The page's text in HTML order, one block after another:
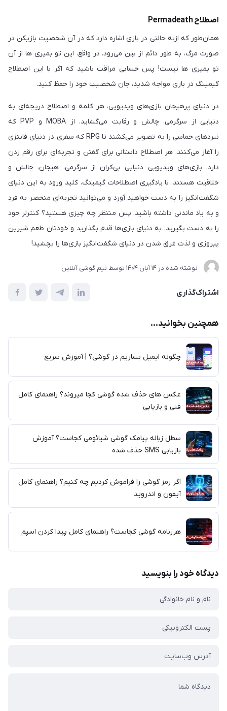
اصطلاح Permadeath
همان‌طور که ازبه حالتی در بازی اشاره دارد که در آن شخصیت بازیکن در
صورت مرگ، به طور دائم از بین می‌رود. در واقع، این تو بمیری ها از آن
تو بمیری ها نیست! پس حسابی مراقب باشید که اگر با این اصطلاح
گیمینگ در بازی مواجه شدید، جان شخصیت خود را حفظ کنید.
در دنیای پرهیجان بازی‌های ویدیویی، هر کلمه و اصطلاح دریچه‌ای به
دنیایی از سرگرمی، چالش و رقابت می‌گشاید. از MOBA و PVP که
نبردهای حماسی را به تصویر می‌کشند تا RPG که سفری در دنیای فانتزی
را آغاز می‌کنند، هر اصطلاح داستانی برای گفتن و تجربه‌ای برای رقم زدن
دارد. بازی‌های ویدیویی دنیایی بی‌کران از سرگرمی، هیجان، چالش و
خلاقیت هستند. با یادگیری اصطلاحات گیمینگ، کلید ورود به این دنیای
شگفت‌انگیز را به دست خواهید آورد و می‌توانید تجربه‌ای منحصر به فرد
و به یاد ماندنی داشته باشید. پس منتظر چه چیزی هستید؟ کنترلر خود
را به دست بگیرید، به دنیای بازی‌ها قدم بگذارید و خودتان طعم شیرین
پیروزی و لذت غرق شدن در دنیای شگفت‌انگیز بازی‌ها را بچشید!
نوشته شده در 14 آبان 1404 توسط تیم گوشی آنلاین
اشتراک‌گذاری
همچنین بخوانید...
چگونه ایمیل بسازیم در گوشی؟ | آموزش سریع
عکس های حذف شده گوشی کجا میروند؟ راهنمای کامل
فنی و بازیابی
سطل زباله پیامک گوشی شیائومی کجاست؟ آموزش
بازیابی SMS حذف شده
اگر رمز گوشی را فراموش کردیم چه کنیم؟ راهنمای کامل
آیفون و اندروید
هرزنامه گوشی کجاست؟ راهنمای کامل پیدا کردن اسپم
دیدگاه خود را بنویسید